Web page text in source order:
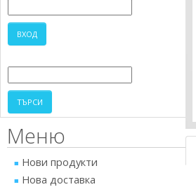
Меню
Нови продукти
Нова доставка